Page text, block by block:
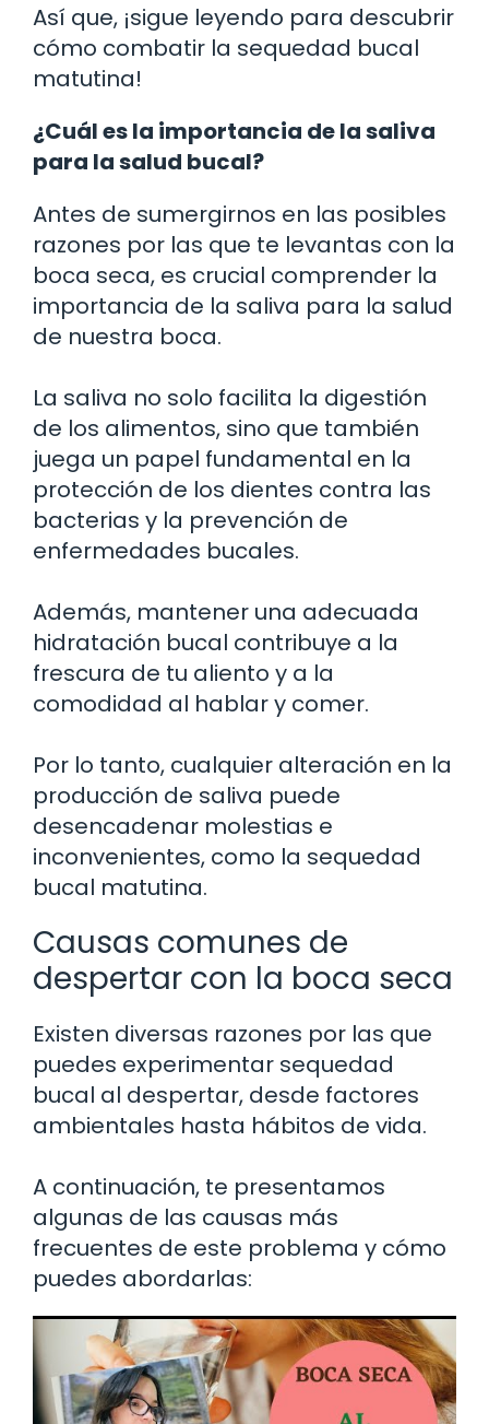
Así que, ¡sigue leyendo para descubrir
cómo combatir la sequedad bucal
matutina!
¿Cuál es la importancia de la saliva
para la salud bucal?
Antes de sumergirnos en las posibles
razones por las que te levantas con la
boca seca, es crucial comprender la
importancia de la saliva para la salud
de nuestra boca.
La saliva no solo facilita la digestión
de los alimentos, sino que también
juega un papel fundamental en la
protección de los dientes contra las
bacterias y la prevención de
enfermedades bucales.
Además, mantener una adecuada
hidratación bucal contribuye a la
frescura de tu aliento y a la
comodidad al hablar y comer.
Por lo tanto, cualquier alteración en la
producción de saliva puede
desencadenar molestias e
inconvenientes, como la sequedad
bucal matutina.
Causas comunes de
despertar con la boca seca
Existen diversas razones por las que
puedes experimentar sequedad
bucal al despertar, desde factores
ambientales hasta hábitos de vida.
A continuación, te presentamos
algunas de las causas más
frecuentes de este problema y cómo
puedes abordarlas: